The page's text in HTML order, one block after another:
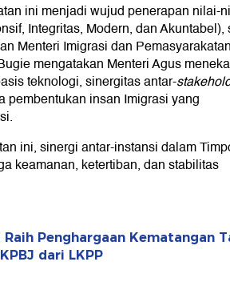
ini menjadi wujud penerapan nilai-
Integritas, Modern, dan Akuntabel),
Menteri Imigrasi dan Pemasyarakatan
mengatakan Menteri Agus
teknologi, sinergitas antar-
pembentukan insan Imigrasi yang
ini, sinergi antar-instansi dalam
keamanan, ketertiban, dan stabilitas
Penghargaan Kematangan
dari LKPP